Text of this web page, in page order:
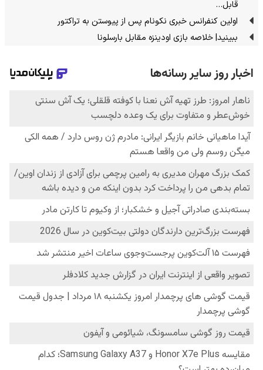
قابل…
اولین کنفرانس خبری نکونام پس از پیوستن به تراکتور
ببینید| خلاصه بازی اودینزه مقابل بارسلونا